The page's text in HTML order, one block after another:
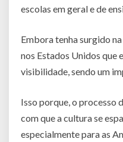
escolas em geral e de
Embora tenha surgido
nos Estados Unidos que
visibilidade, sendo um
Isso porque, o processo
com que a cultura se
especialmente para as